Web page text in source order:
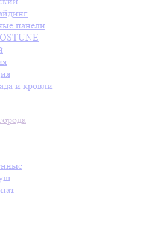
панели
и кровли